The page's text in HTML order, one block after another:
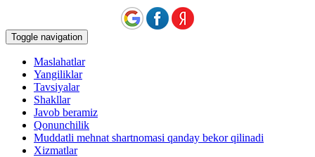
Toggle navigation
Maslahatlar
Yangiliklar
Tavsiyalar
Shakllar
Javob beramiz
Qonunchilik
Muddatli mehnat shartnomasi qanday bekor qilinadi
Xizmatlar